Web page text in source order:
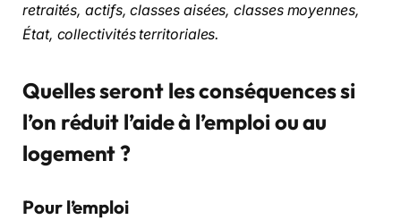
retraités, actifs, classes aisées, classes moyennes,
État, collectivités territoriales.
Quelles seront les conséquences si
l’on réduit l’aide à l’emploi ou au
logement ?
Pour l’emploi